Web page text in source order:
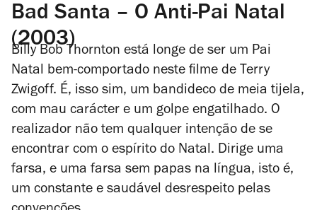
Bad Santa – O Anti-Pai Natal
(2003)
Billy Bob Thornton está longe de ser um Pai
Natal bem-comportado neste filme de Terry
Zwigoff. É, isso sim, um bandideco de meia tijela,
com mau carácter e um golpe engatilhado. O
realizador não tem qualquer intenção de se
encontrar com o espírito do Natal. Dirige uma
farsa, e uma farsa sem papas na língua, isto é,
um constante e saudável desrespeito pelas